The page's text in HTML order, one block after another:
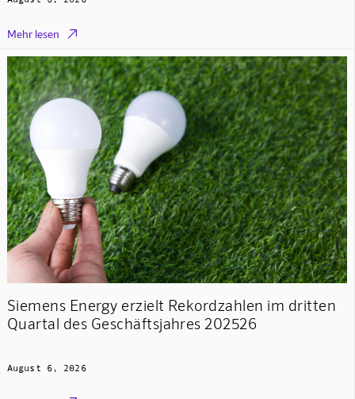
Mehr lesen 
Siemens Energy erzielt Rekordzahlen im dritten
Quartal des Geschäftsjahres 202526
August 6, 2026